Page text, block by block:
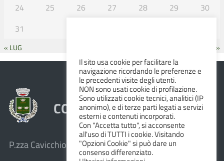
24
25 26 27 28 29
30
31
« LUG SET »
COMUNE DI ALBINEA
P.zza Cavicchioni, 8 – 42020 Albinea (R.E.)
Il sito usa cookie per facilitare la
navigazione ricordando le preferenze e
le precedenti visite degli utenti.
NON sono usati cookie di profilazione.
Sono utilizzati cookie tecnici, analitici (IP
anonimo), e di terze parti legati a servizi
esterni e contenuti incorporati.
Con "Accetta tutto", si acconsente
all'uso di TUTTI i cookie. Visitando
"Opzioni Cookie" si può dare un
consenso differenziato.